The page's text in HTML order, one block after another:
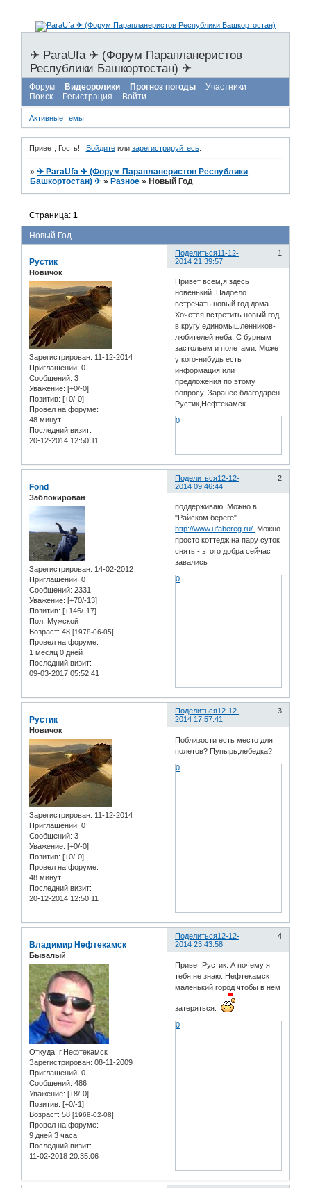
✈ ParaUfa ✈ (Форум Парапланеристов
Республики Башкортостан) ✈
Форум Видеоролики Прогноз погоды
Участники
Поиск
Регистрация Войти
Активные темы
Привет, Гость! Войдитеили зарегистрируйтесь.
»✈ ParaUfa ✈ (Форум Парапланеристов Республики
Башкортостан) ✈ » Разное » Новый Год
Новый Год
Страница:1
Поделиться 1
11-12-
2014 21:39:57
Рустик
Новичок
Зарегистрирован: 11-12-2014
Приглашений: 0
Сообщений: 3
Уважение: [+0/-0]
Позитив: [+0/-0]
Провел на форуме:
48 минут
Последний визит:
20-12-2014 12:50:11
Привет всем,я здесь
новенький. Надоело
встречать новый год дома.
Хочется встретить новый год
в кругу единомышленников-
любителей неба. С бурным
застольем и полетами. Может
у кого-нибудь есть
информация или
предложения по этому
вопросу. Заранее благодарен.
Рустик,Нефтекамск.
0
Поделиться 2
12-12-
2014 09:46:44
Fond
Заблокирован
Зарегистрирован: 14-02-2012
Приглашений: 0
Сообщений: 2331
Уважение: [+70/-13]
Позитив: [+146/-17]
Пол: Мужской
Возраст: 48 [1978-06-05]
Провел на форуме:
1 месяц 0 дней
Последний визит:
09-03-2017 05:52:41
поддерживаю. Можно в
"Райском береге"
http://www.ufabereg.ru/. Можно
просто коттедж на пару суток
снять - этого добра сейчас
завались
0
Поделиться 3
12-12-
2014 17:57:41
Рустик
Новичок
Зарегистрирован: 11-12-2014
Приглашений: 0
Сообщений: 3
Уважение: [+0/-0]
Позитив: [+0/-0]
Провел на форуме:
48 минут
Последний визит:
20-12-2014 12:50:11
Поблизости есть место для
полетов? Пупырь,лебедка?
0
Поделиться 4
12-12-
2014 23:43:58
Владимир Нефтекамск
Бывалый
Откуда: г.Нефтекамск
Зарегистрирован: 08-11-2009
Приглашений: 0
Сообщений: 486
Уважение: [+8/-0]
Позитив: [+0/-1]
Возраст: 58 [1968-02-08]
Провел на форуме:
9 дней 3 часа
Последний визит:
11-02-2018 20:35:06
Привет,Рустик. А почему я
тебя не знаю. Нефтекамск
маленький город чтобы в нем
затеряться.
0